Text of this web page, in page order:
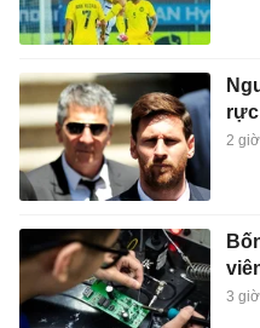
rực
2
3